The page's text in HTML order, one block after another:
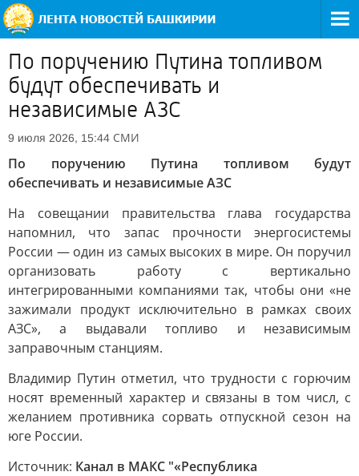
По поручению Путина топливом
будут обеспечивать и
независимые АЗС
9 июля 2026, 15:44 СМИ
По поручению Путина топливом будут
обеспечивать и независимые АЗС
На совещании правительства глава государства
напомнил, что запас прочности энергосистемы
России — один из самых высоких в мире. Он поручил
организовать работу с вертикально
интегрированными компаниями так, чтобы они «не
зажимали продукт исключительно в рамках своих
АЗС», а выдавали топливо и независимым
заправочным станциям.
Владимир Путин отметил, что трудности с горючим
носят временный характер и связаны в том числ, с
желанием противника сорвать отпускной сезон на
юге России.
Источник: Канал в МАКС "«Республика